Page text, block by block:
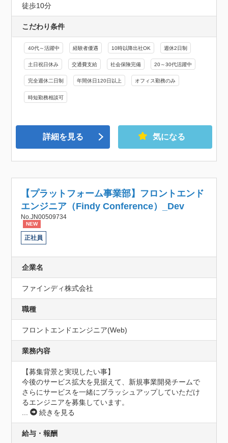
徒歩10分
こだわり条件
40代～活躍中 経験者優遇 10時以降出社OK 週休2日制
土日祝日休み 交通費支給 社会保険完備 20～30代活躍中
完全週休二日制 年間休日120日以上 オフィス勤務のみ
時短勤務相談可
詳細を見る 気になる
【プラットフォーム事業部】フロントエンド
エンジニア（Findy Conference）_Dev
No.JN00509734
NEW
正社員
企業名
ファインディ株式会社
職種
フロントエンドエンジニア(Web)
業務内容
【募集背景と実現したい事】
今後のサービス拡大を見据えて、新規事業開発チームで
さらにサービスを一緒にブラッシュアップしていただけ
...
続きを見る
給与・報酬